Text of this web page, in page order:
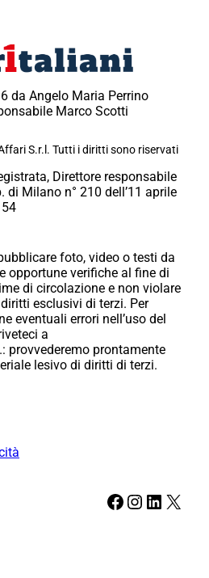
da Angelo Maria Perrino
Marco Scotti
S.r.l. Tutti i diritti sono riservati
Direttore responsabile
di Milano n° 210 dell’11 aprile
foto, video o testi da
opportune verifiche al fine di
di circolazione e non violare
esclusivi di terzi. Per
eventuali errori nell’uso del
a
provvederemo prontamente
lesivo di diritti di terzi.
Facebook Instagram LinkedIn X